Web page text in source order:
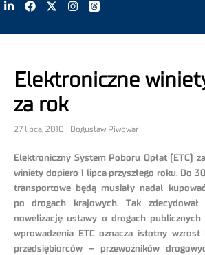
Elektroniczne
za rok
27 lipca, 2010 | Bogusław Piwowar
Elektroniczny System Poboru Opłat (ETC)
winiety dopiero 1 lipca przyszłego roku. Do
transportowe będą musiały nadal
po drogach krajowych. Tak
nowelizację ustawy o drogach publicznych
wprowadzenia ETC oznacza istotny wzrost
przedsiębiorców – przewoźników